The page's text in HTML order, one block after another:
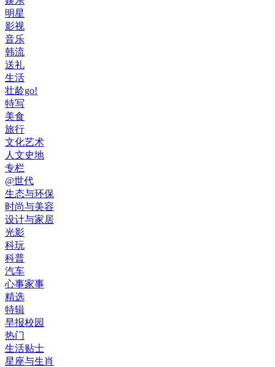
明星
影视
音乐
韩流
送礼
生活
壮龄go!
特写
美食
旅行
文化艺术
人文史地
专栏
@世代
生态与环保
时尚与美容
设计与家居
光影
科玩
科普
汽车
心事家事
精选
特辑
早报校园
热门
生活贴士
星座与生肖